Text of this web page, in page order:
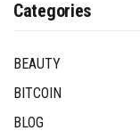
Categories
BEAUTY
BITCOIN
BLOG